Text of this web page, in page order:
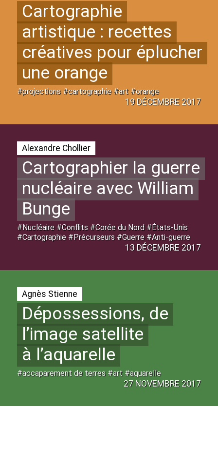
Cartographie
artistique : recettes
créatives pour éplucher
une orange
#projections #cartographie #art #orange
19 DÉCEMBRE 2017
Alexandre Chollier
Cartographier la guerre
nucléaire avec William
Bunge
#Nucléaire #Conflits #Corée du Nord #États-Unis
#Cartographie #Précurseurs #Guerre #Anti-guerre
13 DÉCEMBRE 2017
Agnès Stienne
Dépossessions, de
l’image satellite
à l’aquarelle
#accaparement de terres #art #aquarelle
27 NOVEMBRE 2017